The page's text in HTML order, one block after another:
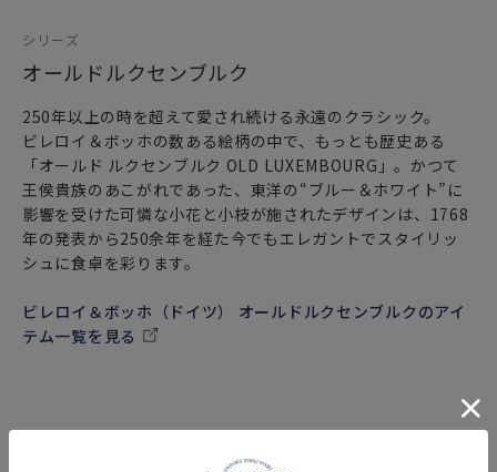
シリーズ
オールドルクセンブルク
250年以上の時を超えて愛され続ける永遠のクラシック。
ビレロイ＆ボッホの数ある絵柄の中で、もっとも歴史ある
「オールド ルクセンブルク OLD LUXEMBOURG」。かつて
王侯貴族のあこがれであった、東洋の“ブルー＆ホワイト”に
影響を受けた可憐な小花と小枝が施されたデザインは、1768
年の発表から250余年を経た今でもエレガントでスタイリッ
シュに食卓を彩ります。
ビレロイ＆ボッホ（ドイツ） オールドルクセンブルクのアイ
テム一覧を見る